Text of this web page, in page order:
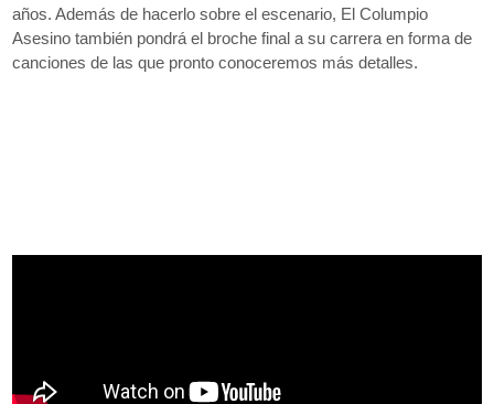
años. Además de hacerlo sobre el escenario, El Columpio
Asesino también pondrá el broche final a su carrera en forma de
canciones de las que pronto conoceremos más detalles.